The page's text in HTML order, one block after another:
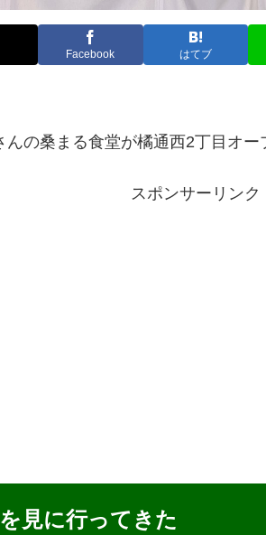
Facebook はてブ
の桑まる食堂が橘通西2丁目オー
スポンサーリンク
見に行ってきた